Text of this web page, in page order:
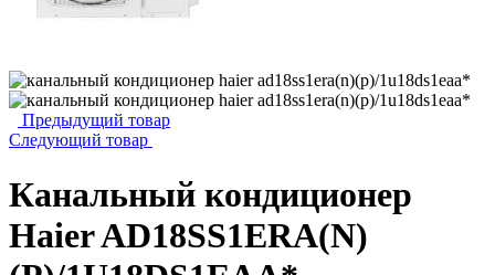
Предыдущий товар
Следующий товар
Канальный кондиционер
Haier AD18SS1ERA(N)